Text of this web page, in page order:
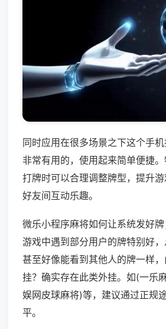
同时应用在很多场景之下这个手
非常有用的，使用起来简单便捷
打牌时可以合理调整牌型，提升
好友间互动乐趣。
微乐小程序麻将如何让系统发好
游戏中遇到部分用户的牌特别好，
甚至好像能看到其他人的牌一样
挂？确实存在此类外挂。如(一乐
娱网皮球麻将)等，建议通过正规
平。